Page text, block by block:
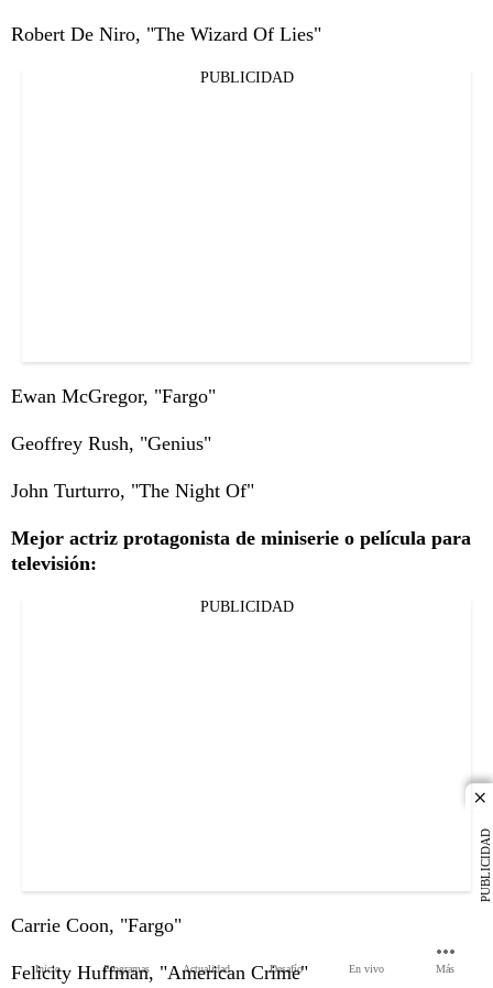
Inicio Programas Actualidad Desafío En vivo Más
PUBLICIDAD
Robert De Niro, "The Wizard Of Lies"
PUBLICIDAD
Ewan McGregor, "Fargo"
Geoffrey Rush, "Genius"
John Turturro, "The Night Of"
Mejor actriz protagonista de miniserie o película para
televisión:
PUBLICIDAD
Carrie Coon, "Fargo"
Felicity Huffman, "American Crime"